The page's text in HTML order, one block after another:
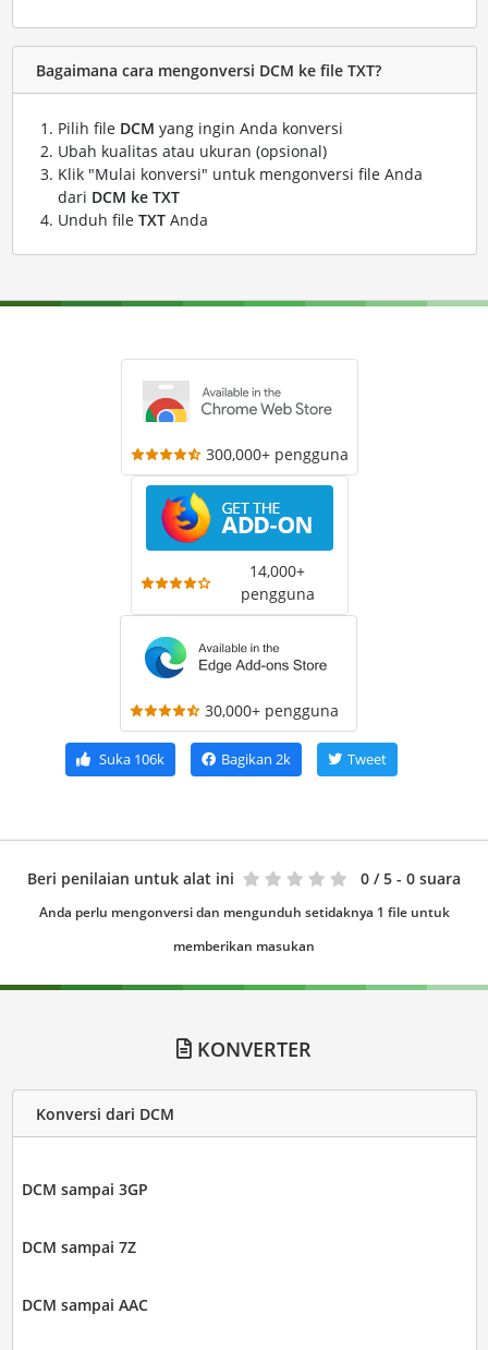
Bagaimana cara mengonversi DCM ke file TXT?
Pilih file DCM yang ingin Anda konversi
Ubah kualitas atau ukuran (opsional)
Klik "Mulai konversi" untuk mengonversi file Anda
dari DCM ke TXT
Unduh file TXTAnda
300,000+ pengguna
14,000+
pengguna
30,000+ pengguna
Suka106k Bagikan 2k Tweet
Beri penilaian untuk alat ini 0 / 5 - 0 suara
Anda perlu mengonversi dan mengunduh setidaknya 1 file untuk
memberikan masukan
KONVERTER
Konversi dari DCM
DCM sampai 3GP
DCM sampai 7Z
DCM sampai AAC